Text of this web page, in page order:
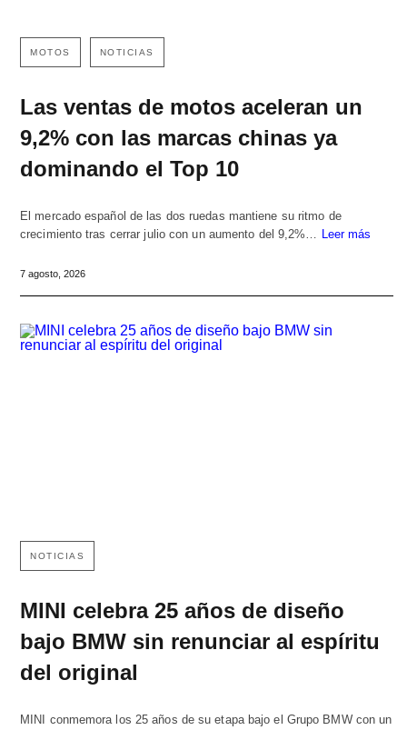
MOTOS NOTICIAS
Las ventas de motos aceleran un
9,2% con las marcas chinas ya
dominando el Top 10
El mercado español de las dos ruedas mantiene su ritmo de
crecimiento tras cerrar julio con un aumento del 9,2%…
Leer más
7 agosto, 2026
NOTICIAS
MINI celebra 25 años de diseño
bajo BMW sin renunciar al espíritu
del original
MINI conmemora los 25 años de su etapa bajo el Grupo BMW con un